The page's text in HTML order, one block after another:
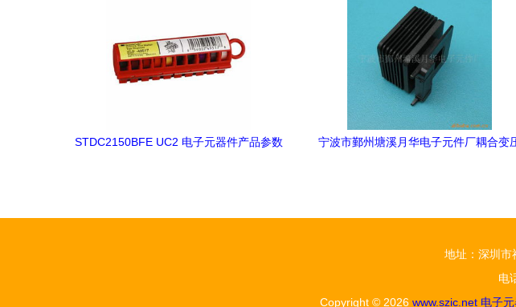
STDC2150BFE UC2 电子元器件产品参数
宁波市鄞州塘溪月华电子元件厂耦合变
地址：深圳市
电
Copyright © 2026 www.szic.net 电子